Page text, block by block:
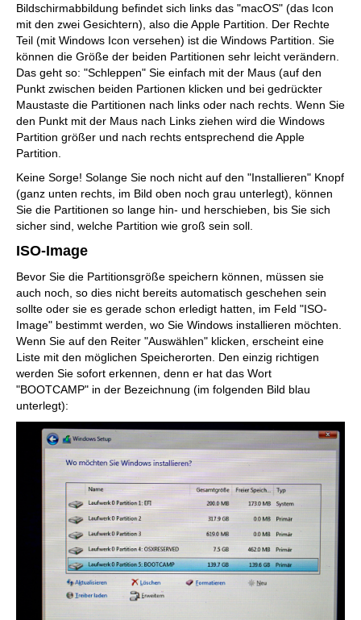
Bildschirmabbildung befindet sich links das "macOS" (das Icon
mit den zwei Gesichtern), also die Apple Partition. Der Rechte
Teil (mit Windows Icon versehen) ist die Windows Partition. Sie
können die Größe der beiden Partitionen sehr leicht verändern.
Das geht so: "Schleppen" Sie einfach mit der Maus (auf den
Punkt zwischen beiden Partionen klicken und bei gedrückter
Maustaste die Partitionen nach links oder nach rechts. Wenn Sie
den Punkt mit der Maus nach Links ziehen wird die Windows
Partition größer und nach rechts entsprechend die Apple
Partition.
Keine Sorge! Solange Sie noch nicht auf den "Installieren" Knopf
(ganz unten rechts, im Bild oben noch grau unterlegt), können
Sie die Partitionen so lange hin- und herschieben, bis Sie sich
sicher sind, welche Partition wie groß sein soll.
ISO-Image
Bevor Sie die Partitionsgröße speichern können, müssen sie
auch noch, so dies nicht bereits automatisch geschehen sein
sollte oder sie es gerade schon erledigt hatten, im Feld "ISO-
Image" bestimmt werden, wo Sie Windows installieren möchten.
Wenn Sie auf den Reiter "Auswählen" klicken, erscheint eine
Liste mit den möglichen Speicherorten. Den einzig richtigen
werden Sie sofort erkennen, denn er hat das Wort
"BOOTCAMP" in der Bezeichnung (im folgenden Bild blau
unterlegt):